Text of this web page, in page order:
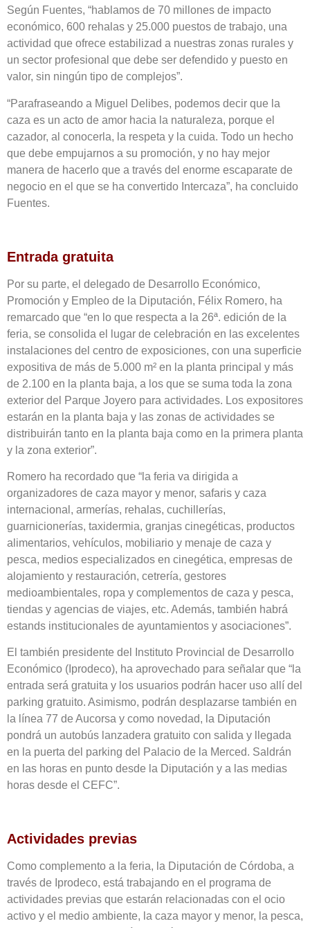
Según Fuentes, “hablamos de 70 millones de impacto
económico, 600 rehalas y 25.000 puestos de trabajo, una
actividad que ofrece estabilizad a nuestras zonas rurales y
un sector profesional que debe ser defendido y puesto en
valor, sin ningún tipo de complejos”.
“Parafraseando a Miguel Delibes, podemos decir que la
caza es un acto de amor hacia la naturaleza, porque el
cazador, al conocerla, la respeta y la cuida. Todo un hecho
que debe empujarnos a su promoción, y no hay mejor
manera de hacerlo que a través del enorme escaparate de
negocio en el que se ha convertido Intercaza”, ha concluido
Fuentes.
Entrada gratuita
Por su parte, el delegado de Desarrollo Económico,
Promoción y Empleo de la Diputación, Félix Romero, ha
remarcado que “en lo que respecta a la 26ª. edición de la
feria, se consolida el lugar de celebración en las excelentes
instalaciones del centro de exposiciones, con una superficie
expositiva de más de 5.000 m² en la planta principal y más
de 2.100 en la planta baja, a los que se suma toda la zona
exterior del Parque Joyero para actividades. Los expositores
estarán en la planta baja y las zonas de actividades se
distribuirán tanto en la planta baja como en la primera planta
y la zona exterior”.
Romero ha recordado que “la feria va dirigida a
organizadores de caza mayor y menor, safaris y caza
internacional, armerías, rehalas, cuchillerías,
guarnicionerías, taxidermia, granjas cinegéticas, productos
alimentarios, vehículos, mobiliario y menaje de caza y
pesca, medios especializados en cinegética, empresas de
alojamiento y restauración, cetrería, gestores
medioambientales, ropa y complementos de caza y pesca,
tiendas y agencias de viajes, etc. Además, también habrá
estands institucionales de ayuntamientos y asociaciones”.
El también presidente del Instituto Provincial de Desarrollo
Económico (Iprodeco), ha aprovechado para señalar que “la
entrada será gratuita y los usuarios podrán hacer uso allí del
parking gratuito. Asimismo, podrán desplazarse también en
la línea 77 de Aucorsa y como novedad, la Diputación
pondrá un autobús lanzadera gratuito con salida y llegada
en la puerta del parking del Palacio de la Merced. Saldrán
en las horas en punto desde la Diputación y a las medias
horas desde el CEFC”.
Actividades previas
Como complemento a la feria, la Diputación de Córdoba, a
través de Iprodeco, está trabajando en el programa de
actividades previas que estarán relacionadas con el ocio
activo y el medio ambiente, la caza mayor y menor, la pesca,